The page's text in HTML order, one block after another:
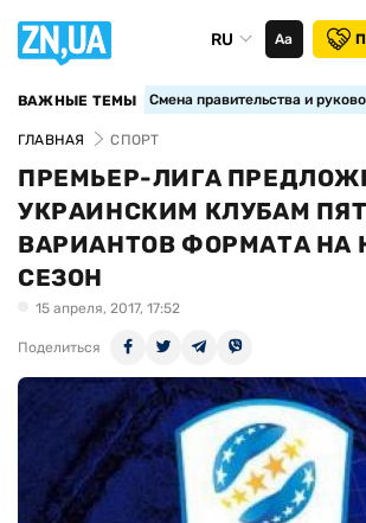
RU Аа
ВАЖНЫЕ ТЕМЫ Смена правительства и
ГЛАВНАЯ СПОРТ
ПРЕМЬЕР-ЛИГА
УКРАИНСКИМ КЛУБАМ
ВАРИАНТОВ ФОРМАТА НА
СЕЗОН
15 апреля, 2017, 17:52
Поделиться